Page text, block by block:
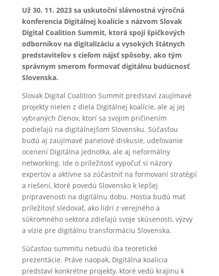
Už 30. 11. 2023 sa uskutoční slávnostná výročná
konferencia Digitálnej koalície s názvom Slovak
Digital Coalition Summit, ktorá spojí špičkových
odborníkov na digitalizáciu a vysokých štátnych
predstaviteľov s cieľom nájsť spôsoby, ako tým
správnym smerom formovať digitálnu budúcnosť
Slovenska.
Slovak Digital Coalition Summit predstaví zaujímavé
projekty nielen z diela Digitálnej koalície, ale aj jej
vybraných členov, ktorí sa svojim pričinením
podieľajú na digitálnejšom Slovensku. Súčasťou
budú aj zaujímavé panelové diskusie, udeľovanie
ocenení Digitálna jednotka, ale aj neformálny
networking. Ide o príležitosť vypočuť si názory
expertov a aktívne sa zúčastniť na formovaní stratégií
a riešení, ktoré povedú Slovensko k lepšej
pripravenosti na digitálnu dobu. Hostia budú mať
príležitosť sledovať, ako lídri z verejného a
súkromného sektora zdieľajú svoje skúsenosti, výzvy
a vízie pre digitálnu transformáciu Slovenska.
Súčasťou summitu nebudú iba teoretické
prezentácie. Práve naopak, Digitálna koalícia
predstaví konkrétne projekty, ktoré vedú krajinu k